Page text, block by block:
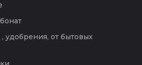
удобрения, от бытовых